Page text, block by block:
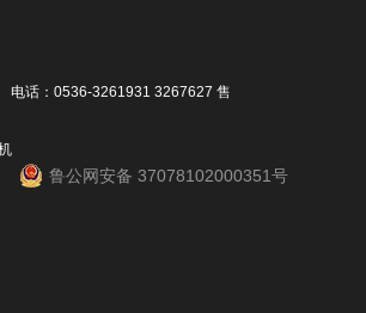
电话：0536-3261931 3267627 售
鲁公网安备 37078102000351号